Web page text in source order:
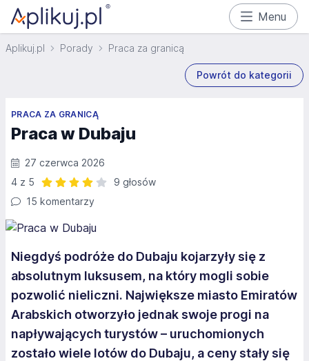
Menu
Aplikuj.pl Porady Praca za granicą
Powrót do kategorii
PRACA ZA GRANICĄ
Praca w Dubaju
27 czerwca 2026
4 z 5
9 głosów
15 komentarzy
Niegdyś podróże do Dubaju kojarzyły się z
absolutnym luksusem, na który mogli sobie
pozwolić nieliczni. Największe miasto Emiratów
Arabskich otworzyło jednak swoje progi na
napływających turystów – uruchomionych
zostało wiele lotów do Dubaju, a ceny stały się